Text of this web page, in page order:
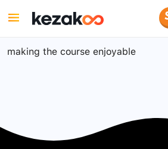
making the course enjoyable